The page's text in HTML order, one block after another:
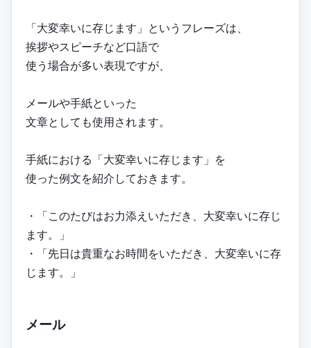
「大変幸いに存じます」というフレーズは、
挨拶やスピーチなど口語で
使う場合が多い表現ですが、
メールや手紙といった
文章としても使用されます。
手紙における「大変幸いに存じます」を
使った例文を紹介しておきます。
・「このたびはお力添えいただき、大変幸いに存じ
ます。」
・「先日は貴重なお時間をいただき、大変幸いに存
じます。」
メール